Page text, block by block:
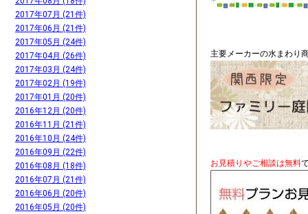
主要メーカーの水まわり
お見積りやご相談は無料
2017年07月 (21件)
2017年06月 (21件)
2017年05月 (24件)
2017年04月 (26件)
2017年03月 (24件)
2017年02月 (19件)
2017年01月 (20件)
2016年12月 (20件)
2016年11月 (21件)
2016年10月 (24件)
2016年09月 (22件)
2016年08月 (18件)
2016年07月 (21件)
2016年06月 (20件)
2016年05月 (20件)